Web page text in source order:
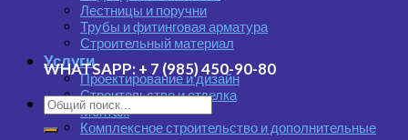
Лестницы и поручни
Трубы и фитинговая арматура
Строительный материал
Услуги
Проектирование и дизайн
Строительство и отделка
Монтаж
Комплексное строительство и дополнительные
WHATSAPP: + 7 (985) 450-90-80